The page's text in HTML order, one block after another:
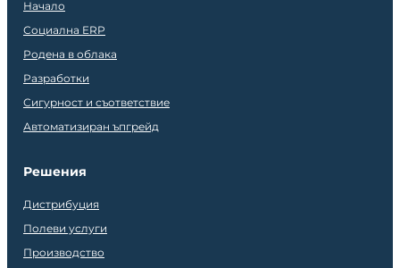
Начало
Социална ERP
Родена в облака
Разработки
Сигурност и съответствие
Автоматизиран ъпгрейд
Решения
Дистрибуция
Полеви услуги
Производство